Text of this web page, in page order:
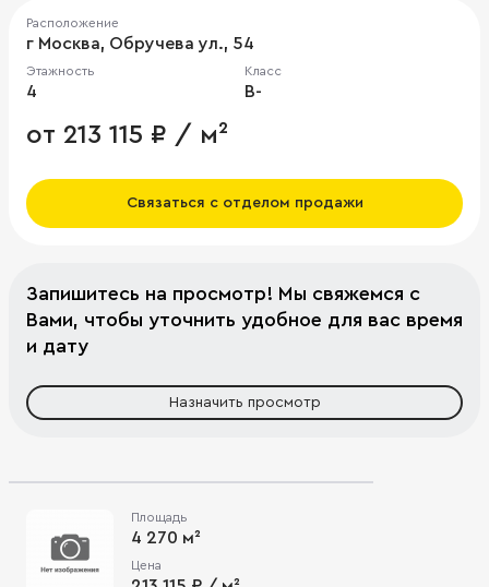
Расположение
г Москва, Обручева ул., 54
Этажность
4
Класс
B-
от 213 115 ₽ / м²
Связаться с отделом продажи
Запишитесь на просмотр! Мы свяжемся с
Вами, чтобы уточнить удобное для вас время
и дату
Назначить просмотр
Площадь
4 270 м²
Цена